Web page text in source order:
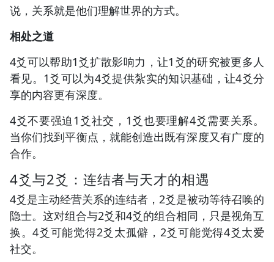
说，关系就是他们理解世界的方式。
相处之道
4爻可以帮助1爻扩散影响力，让1爻的研究被更多人
看见。1爻可以为4爻提供紮实的知识基础，让4爻分
享的内容更有深度。
4爻不要强迫1爻社交，1爻也要理解4爻需要关系。
当你们找到平衡点，就能创造出既有深度又有广度的
合作。
4爻与2爻：连结者与天才的相遇
4爻是主动经营关系的连结者，2爻是被动等待召唤的
隐士。这对组合与2爻和4爻的组合相同，只是视角互
换。4爻可能觉得2爻太孤僻，2爻可能觉得4爻太爱
社交。